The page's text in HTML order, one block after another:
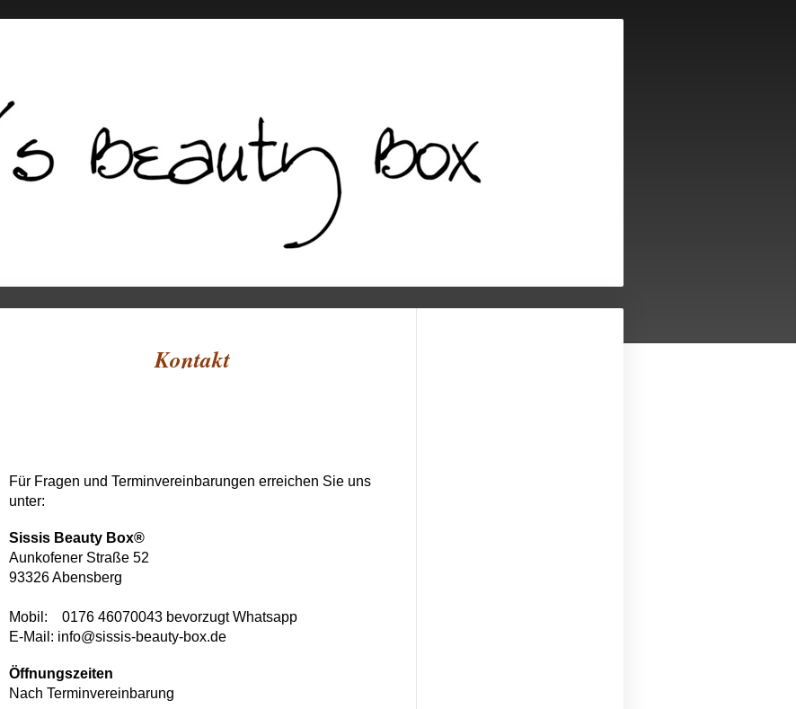
Kontakt
Für Fragen und Terminvereinbarungen erreichen Sie uns
unter:
Sissis Beauty Box®
Aunkofener Straße 52
93326 Abensberg
Mobil: 0176 46070043 bevorzugt Whatsapp
E-Mail: info@sissis-beauty-box.de
Öffnungszeiten
Nach Terminvereinbarung